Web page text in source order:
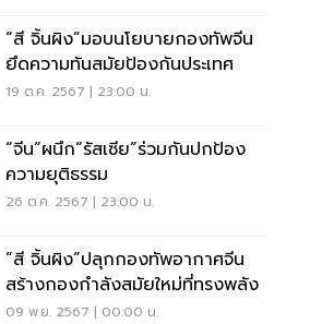
“สี จิ้นผิง”มอบนโยบายกองทัพจีน
ยึดความทันสมัยป้องกันประเทศ
19 ต.ค. 2567 | 23:00 น.
“จีน”ผนึก“รัสเซีย”ร่วมกันปกป้อง
ความยุติธรรม
26 ต.ค. 2567 | 23:00 น.
“สี จิ้นผิง”ปลุกกองทัพอากาศจีน
สร้างกองกำลังสมัยใหม่ที่ทรงพลัง
09 พ.ย. 2567 | 00:00 น.